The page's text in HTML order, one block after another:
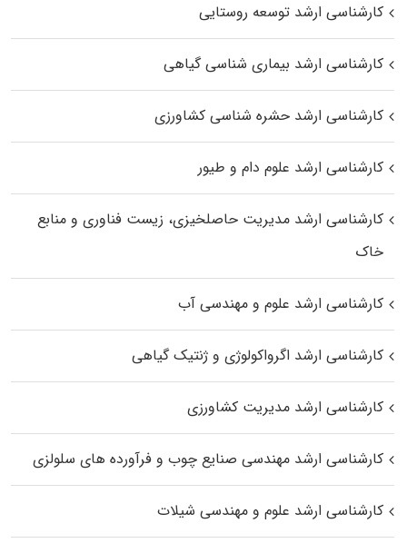
کارشناسی ارشد توسعه روستایی
کارشناسی ارشد بیماری‌ شناسی گیاهی
کارشناسی ارشد حشره‌ شناسی کشاورزی
کارشناسی ارشد علوم دام و طیور
کارشناسی ارشد مدیریت حاصلخیزی، زیست فناوری و منابع
خاک
کارشناسی ارشد علوم و مهندسی آب
کارشناسی ارشد اگرواکولوژی و ژنتیک گیاهی
کارشناسی ارشد مدیریت کشاورزی
کارشناسی ارشد مهندسی صنایع چوب و فرآورده‌ های سلولزی
کارشناسی ارشد علوم و مهندسی شیلات